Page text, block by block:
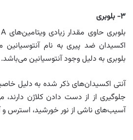
۳- بلوبری
اکسیدان ضد پیری به نام آنتوسیانین
بلوبری به دلیل وجود آنتوسیانین می‌باشد.
آنتی اکسیدان‌های ذکر شده به دلیل
جلوگیری از از دست دادن کلاژن دارند،
آسیب‌های ناشی از نور خورشید، استرس